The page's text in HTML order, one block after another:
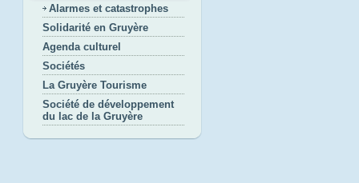
Alarmes et catastrophes
Solidarité en Gruyère
Agenda culturel
Sociétés
La Gruyère Tourisme
Société de développement
du lac de la Gruyère